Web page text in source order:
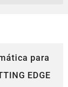
para
EDGE